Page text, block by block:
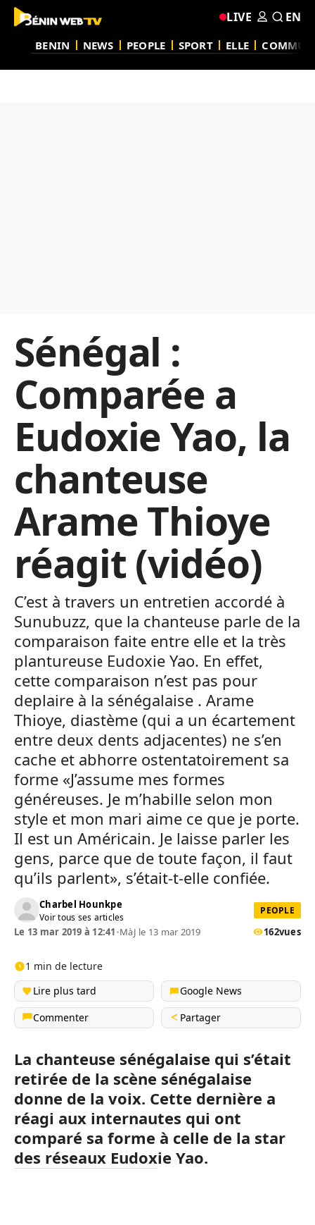
BENIN NEWS PEOPLE SPORT ELLE
LIVE EN
Sénégal :
Comparée a
Eudoxie Yao, la
chanteuse
Arame Thioye
réagit (vidéo)
C’est à travers un entretien accordé à
Sunubuzz, que la chanteuse parle de la
comparaison faite entre elle et la très
plantureuse Eudoxie Yao. En effet,
cette comparaison n’est pas pour
deplaire à la sénégalaise . Arame
Thioye, diastème (qui a un écartement
entre deux dents adjacentes) ne s’en
cache et abhorre ostentatoirement sa
forme «J’assume mes formes
généreuses. Je m’habille selon mon
style et mon mari aime ce que je porte.
Il est un Américain. Je laisse parler les
gens, parce que de toute façon, il faut
qu’ils parlent», s’était-t-elle confiée.
Charbel Hounkpe
Voir tous ses articles
PEOPLE
Le 13 mar 2019 à 12:41•MàJ le 13 mar 2019 162vues
1 min de lecture
Lire plus tard
Google News
Commenter
Partager
La chanteuse sénégalaise qui s’était
retirée de la scène sénégalaise
donne de la voix. Cette dernière a
réagi aux internautes qui ont
comparé sa forme à celle de la star
des réseaux Eudoxie Yao.